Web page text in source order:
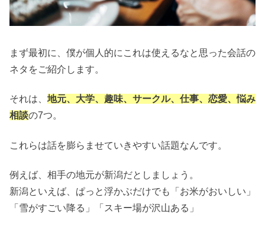
まず最初に、僕が個人的にこれは使えるなと思った会話の
ネタをご紹介します。
それは、 地元、大学、趣味、サークル、仕事、恋愛、悩み
相談の7つ。
これらは話を膨らませていきやすい話題なんです。
例えば、相手の地元が新潟だとしましょう。
新潟といえば、ぱっと浮かぶだけでも「お米がおいしい」
「雪がすごい降る」「スキー場が沢山ある」